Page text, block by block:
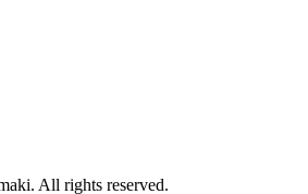
All rights reserved.